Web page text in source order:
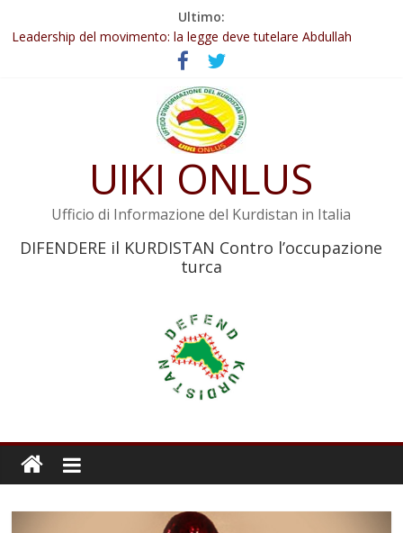
Ultimo:
Abdullah Öcalan: Le legge negativa deve essere trasformata in
legge positiva
Leadership del movimento: la legge deve tutelare Abdullah
Commissione donne del KNK: Şengal è di nuovo sotto minaccia
Non tenere conto della situazione di Rêber Apo ostacolerebbe
Il KNK chiede un’azione internazionale contro i crimini di guerra
UIKI ONLUS
Ufficio di Informazione del Kurdistan in Italia
DIFENDERE il KURDISTAN Contro l’occupazione
turca